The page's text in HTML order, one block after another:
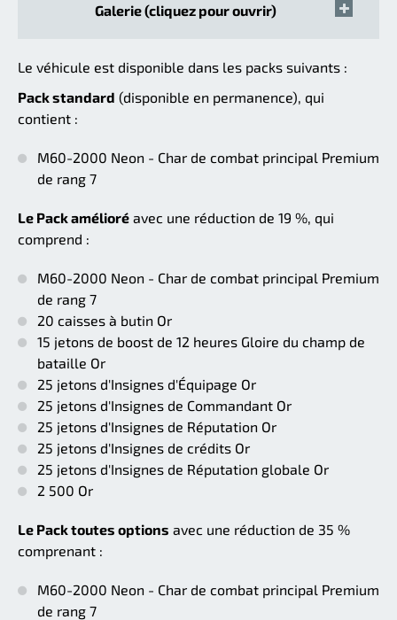
Galerie (cliquez pour ouvrir)
Le véhicule est disponible dans les packs suivants :
Pack standard (disponible en permanence), qui
contient :
M60-2000 Neon - Char de combat principal Premium
de rang 7
Le Pack amélioré avec une réduction de 19 %, qui
comprend :
M60-2000 Neon - Char de combat principal Premium
de rang 7
20 caisses à butin Or
15 jetons de boost de 12 heures Gloire du champ de
bataille Or
25 jetons d'Insignes d'Équipage Or
25 jetons d'Insignes de Commandant Or
25 jetons d'Insignes de Réputation Or
25 jetons d'Insignes de crédits Or
25 jetons d'Insignes de Réputation globale Or
2 500 Or
Le Pack toutes options avec une réduction de 35 %
comprenant :
M60-2000 Neon - Char de combat principal Premium
de rang 7